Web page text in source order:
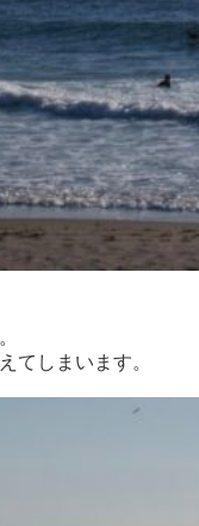
てしまいます。